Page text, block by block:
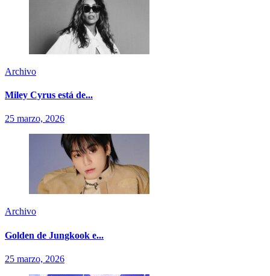
Archivo
Miley Cyrus está de...
25 marzo, 2026
Archivo
Golden de Jungkook e...
25 marzo, 2026